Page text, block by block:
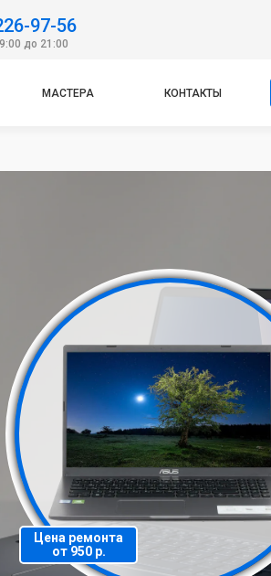
97-56
до 21:00
МАСТЕРА КОНТАКТЫ
Цена ремонта
от 950 р.